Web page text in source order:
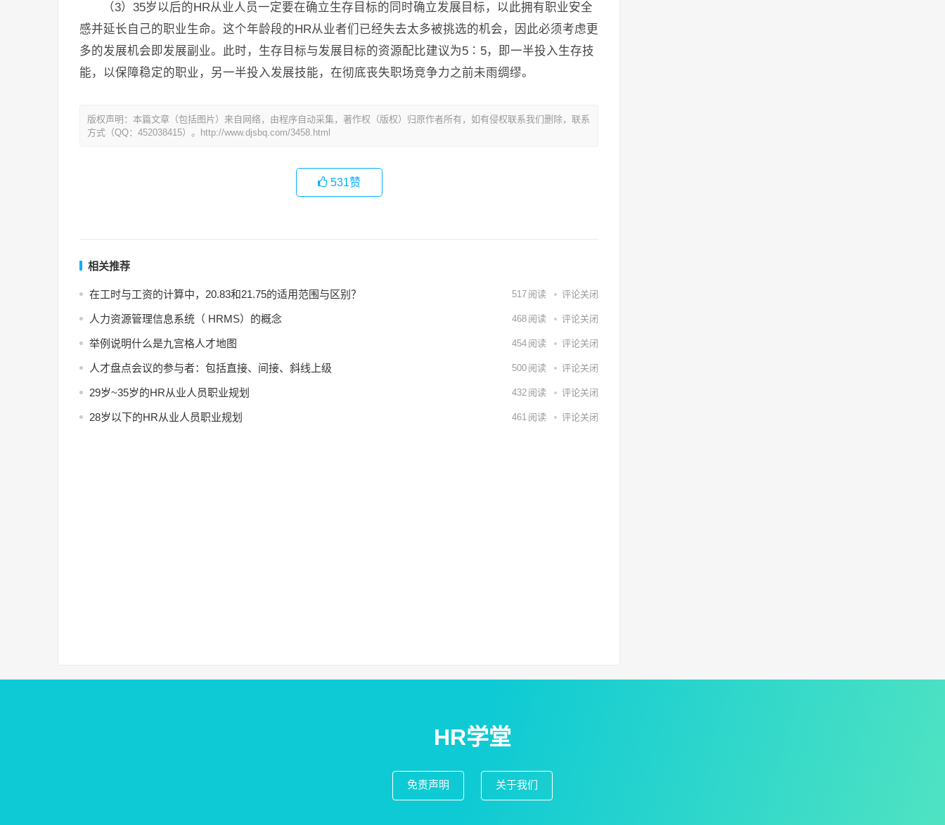
（3）35岁以后的HR从业人员一定要在确立生存目标的同时确立发展目标，以此拥有职业安全
感并延长自己的职业生命。这个年龄段的HR从业者们已经失去太多被挑选的机会，因此必须考虑更
多的发展机会即发展副业。此时，生存目标与发展目标的资源配比建议为5∶5，即一半投入生存技
能，以保障稳定的职业，另一半投入发展技能，在彻底丧失职场竞争力之前未雨绸缪。
版权声明：本篇文章（包括图片）来自网络，由程序自动采集，著作权（版权）归原作者所有，如有侵权联系我们删除，联系
方式（QQ：452038415）。http://www.djsbq.com/3458.html
531赞
相关推荐
在工时与工资的计算中，20.83和21.75的适用范围与区别？ 517 阅读 评论关闭
人力资源管理信息系统（ HRMS）的概念 468 阅读 评论关闭
举例说明什么是九宫格人才地图 454 阅读 评论关闭
人才盘点会议的参与者：包括直接、间接、斜线上级 500 阅读 评论关闭
29岁~35岁的HR从业人员职业规划 432 阅读 评论关闭
28岁以下的HR从业人员职业规划 461 阅读 评论关闭
HR学堂
免责声明 关于我们